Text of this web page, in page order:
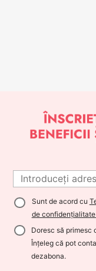
Sunt de acord cu
de
Doresc să primesc
Înțeleg că pot
dezabona.